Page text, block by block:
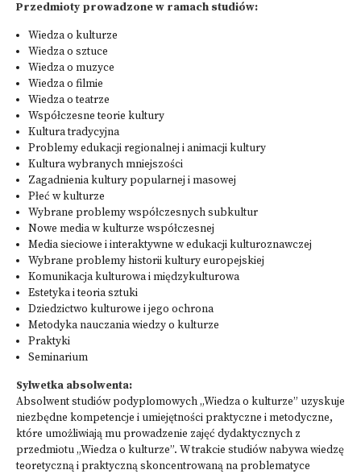
Przedmioty prowadzone w ramach studiów:
Wiedza o kulturze
Wiedza o sztuce
Wiedza o muzyce
Wiedza o filmie
Wiedza o teatrze
Współczesne teorie kultury
Kultura tradycyjna
Problemy edukacji regionalnej i animacji kultury
Kultura wybranych mniejszości
Zagadnienia kultury popularnej i masowej
Płeć w kulturze
Wybrane problemy współczesnych subkultur
Nowe media w kulturze współczesnej
Media sieciowe i interaktywne w edukacji kulturoznawczej
Wybrane problemy historii kultury europejskiej
Komunikacja kulturowa i międzykulturowa
Estetyka i teoria sztuki
Dziedzictwo kulturowe i jego ochrona
Metodyka nauczania wiedzy o kulturze
Praktyki
Seminarium
Sylwetka absolwenta:
Absolwent studiów podyplomowych „Wiedza o kulturze” uzyskuje
niezbędne kompetencje i umiejętności praktyczne i metodyczne,
które umożliwiają mu prowadzenie zajęć dydaktycznych z
przedmiotu „Wiedza o kulturze”. W trakcie studiów nabywa wiedzę
teoretyczną i praktyczną skoncentrowaną na problematyce